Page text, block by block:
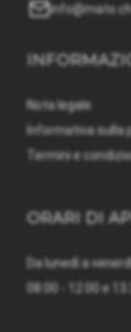
Nota legale
Informativa sulla
Termini e
ORARI DI
Da lunedì a
08:00 - 12:00 e